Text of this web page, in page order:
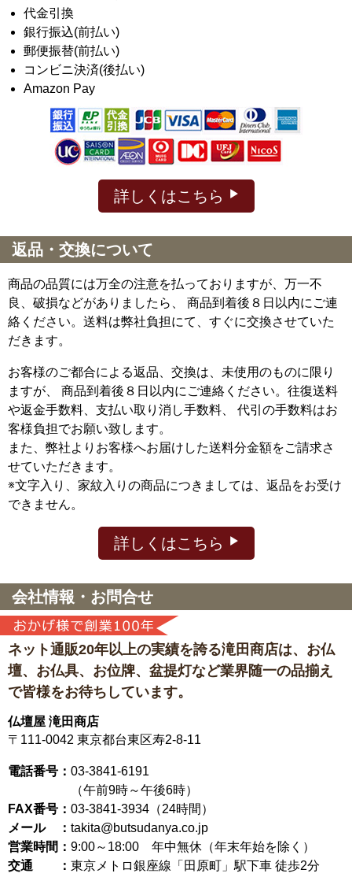
代金引換
銀行振込(前払い)
郵便振替(前払い)
コンビニ決済(後払い)
Amazon Pay
詳しくはこちら
返品・交換について
商品の品質には万全の注意を払っておりますが、万一不
良、破損などがありましたら、 商品到着後８日以内にご連
絡ください。送料は弊社負担にて、すぐに交換させていた
だきます。
お客様のご都合による返品、交換は、未使用のものに限り
ますが、
商品到着後８日以内にご連絡ください。往復送料
や返金手数料、支払い取り消し手数料、 代引の手数料はお
客様負担でお願い致します。
また、弊社よりお客様へお届けした送料分金額をご請求さ
せていただきます。
※文字入り、家紋入りの商品につきましては、返品をお受け
できません。
詳しくはこちら
会社情報・お問合せ
ネット通販20年以上の実績を誇る滝田商店は、 お仏
壇、お仏具、お位牌、盆提灯など業界随一の品揃え
で皆様をお待ちしています。
仏壇屋 滝田商店
〒111-0042 東京都台東区寿2-8-11
電話番号： 03-3841-6191
（午前9時～午後6時）
FAX番号： 03-3841-3934（24時間）
メール ： takita@butsudanya.co.jp
営業時間： 9:00～18:00 年中無休（年末年始を除く）
交通 ： 東京メトロ銀座線「田原町」駅下車 徒歩2分